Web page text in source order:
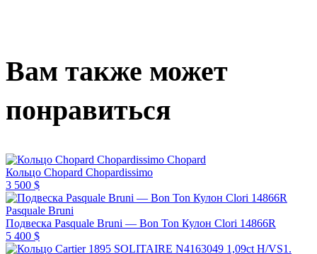
Вам также может
понравиться
Chopard
Кольцо Chopard Chopardissimo
3 500 $
Pasquale Bruni
Подвеска Pasquale Bruni — Bon Ton Кулон Clori 14866R
5 400 $